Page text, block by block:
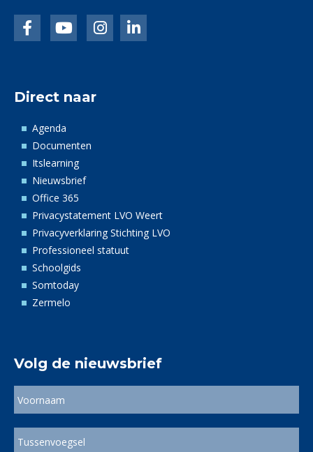
Direct naar
Agenda
Documenten
Itslearning
Nieuwsbrief
Office 365
Privacystatement LVO Weert
Privacyverklaring Stichting LVO
Professioneel statuut
Schoolgids
Somtoday
Zermelo
Volg de nieuwsbrief